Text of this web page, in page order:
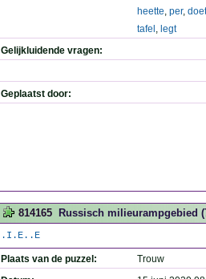
heette, per, doet
tafel , legt
Gelijkluidende vragen:
Geplaatst door:
814165 Russisch milieurampgebied
.I.E..E
Plaats van de puzzel:
Trouw